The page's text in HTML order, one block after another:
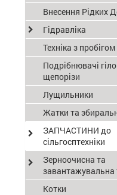
Внесення Рідких
Гідравліка
Техніка з пробігом
Подрібнювачі
щепорізи
Лущильники
Жатки та
ЗАПЧАСТИНИ до
сільгосптехніки
Зерноочисна та
завантажувальна
Котки